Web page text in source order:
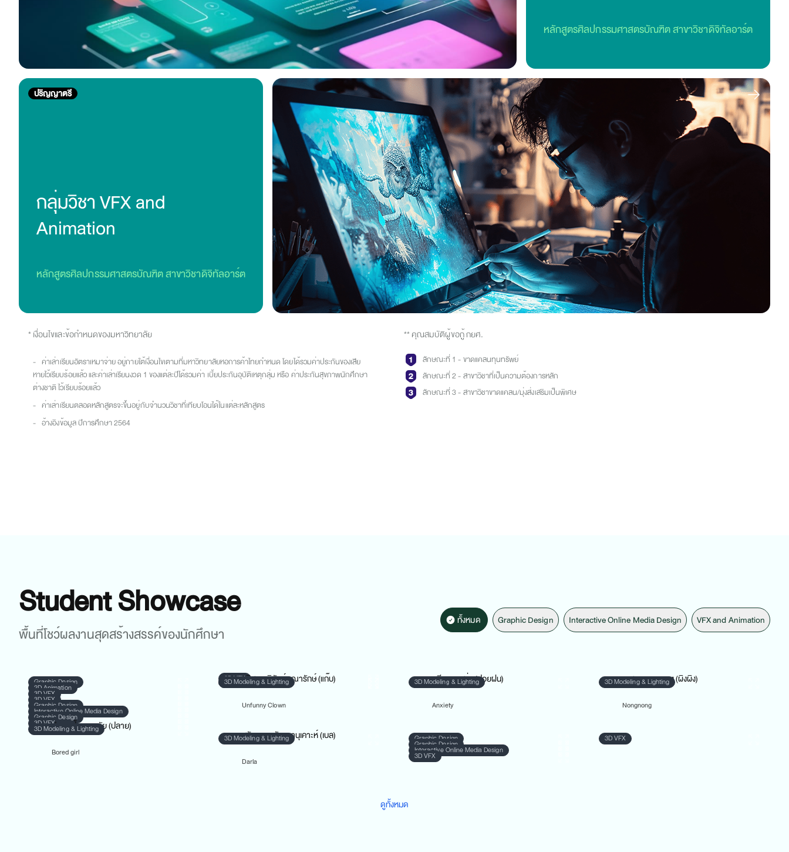
หลักสูตรศิลปกรรมศาสตรบัณฑิต สาขาวิชาดิจิทัลอาร์ต
ปริญญาตรี
กลุ่มวิชา VFX and
Animation
หลักสูตรศิลปกรรมศาสตรบัณฑิต สาขาวิชาดิจิทัลอาร์ต
* เงื่อนไขและข้อกำหนดของมหาวิทยาลัย
- ค่าเล่าเรียนอัตราเหมาจ่าย อยู่ภายใต้เงื่อนไขเตามที่มหาวิทยาลัยหอการค้าไทยกำหนด โดยได้รวมค่าประกันของเสีย
หายไว้เรียบร้อยแล้ว และค่าเล่าเรียนงวด 1 ของแต่ละปีได้รวมค่า เบี้ยประกันอุบัติเหตุกลุ่ม หรือ ค่าประกันสุขภาพนักศึกษา
ต่างชาติ ไว้เรียบร้อยแล้ว
- ค่าเล่าเรียนตลอดหลักสูตรจะขึ้นอยู่กับจำนวนวิชาที่เทียบโอนได้ในแต่ละหลักสูตร
- อ้างอิงข้อมูล ปีการศึกษา 2564
** คุณสมบัติผู้ขอกู้ กยศ.
ลักษณะที่ 1 - ขาดแคลนทุนทรัพย์
ลักษณะที่ 2 - สาขาวิชาที่เป็นความต้องการหลัก
ลักษณะที่ 3 - สาขาวิชาขาดแคลน/มุ่งส่งเสริมเป็นพิเศษ
Student Showcase
พื้นที่โชว์ผลงานสุดสร้างสรรค์ของนักศึกษา
ทั้งหมด Graphic Design Interactive Online Media Design VFX and Animation
Graphic Design Graphic Design 3D Modeling & Lighting Interactive Online Media Design